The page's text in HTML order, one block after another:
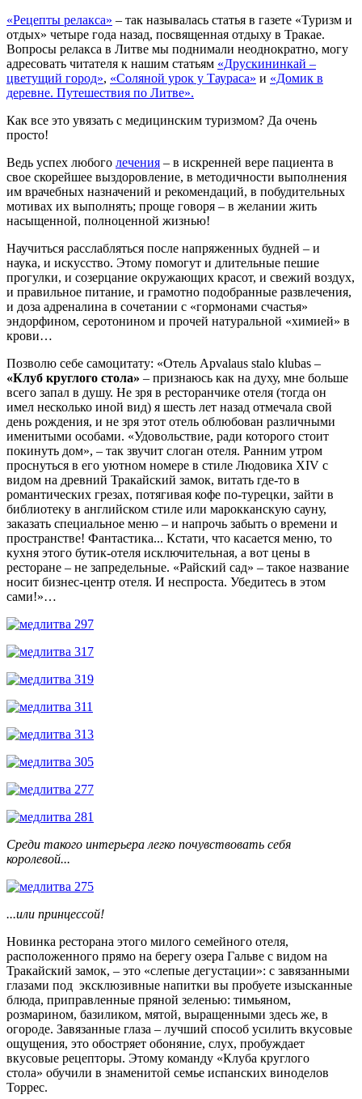
«Рецепты релакса» – так называлась статья в газете «Туризм и
отдых» четыре года назад, посвященная отдыху в Тракае.
Вопросы релакса в Литве мы поднимали неоднократно, могу
адресовать читателя к нашим статьям «Друскининкай –
цветущий город», «Cоляной урок у Таураса» и «Домик в
деревне. Путешествия по Литве».
Как все это увязать с медицинским туризмом? Да очень
просто!
Ведь успех любого лечения – в искренней вере пациента в
свое скорейшее выздоровление, в методичности выполнения
им врачебных назначений и рекомендаций, в побудительных
мотивах их выполнять; проще говоря – в желании жить
насыщенной, полноценной жизнью!
Научиться расслабляться после напряженных будней – и
наука, и искусство. Этому помогут и длительные пешие
прогулки, и созерцание окружающих красот, и свежий воздух,
и правильное питание, и грамотно подобранные развлечения,
и доза адреналина в сочетании с «гормонами счастья»
эндорфином, серотонином и прочей натуральной «химией» в
крови…
Позволю себе самоцитату: «Отель Apvalaus stalo klubas –
«Клуб круглого стола» – признаюсь как на духу, мне больше
всего запал в душу. Не зря в ресторанчике отеля (тогда он
имел несколько иной вид) я шесть лет назад отмечала свой
день рождения, и не зря этот отель облюбован различными
именитыми особами. «Удовольствие, ради которого стоит
покинуть дом», – так звучит слоган отеля. Ранним утром
проснуться в его уютном номере в стиле Людовика XIV с
видом на древний Тракайский замок, витать где-то в
романтических грезах, потягивая кофе по-турецки, зайти в
библиотеку в английском стиле или марокканскую сауну,
заказать специальное меню – и напрочь забыть о времени и
пространстве! Фантастика... Кстати, что касается меню, то
кухня этого бутик-отеля исключительная, а вот цены в
ресторане – не запредельные. «Райский сад» – такое название
носит бизнес-центр отеля. И неспроста. Убедитесь в этом
сами!»…
Среди такого интерьера легко почувствовать себя
королевой...
...или принцессой!
Новинка ресторана этого милого семейного отеля,
расположенного прямо на берегу озера Гальве с видом на
Тракайский замок, – это «слепые дегустации»: с завязанными
глазами под эксклюзивные напитки вы пробуете изысканные
блюда, приправленные пряной зеленью: тимьяном,
розмарином, базиликом, мятой, выращенными здесь же, в
огороде. Завязанные глаза – лучший способ усилить вкусовые
ощущения, это обостряет обоняние, слух, пробуждает
вкусовые рецепторы. Этому команду «Клуба круглого
стола» обучили в знаменитой семье испанских виноделов
Торрес.